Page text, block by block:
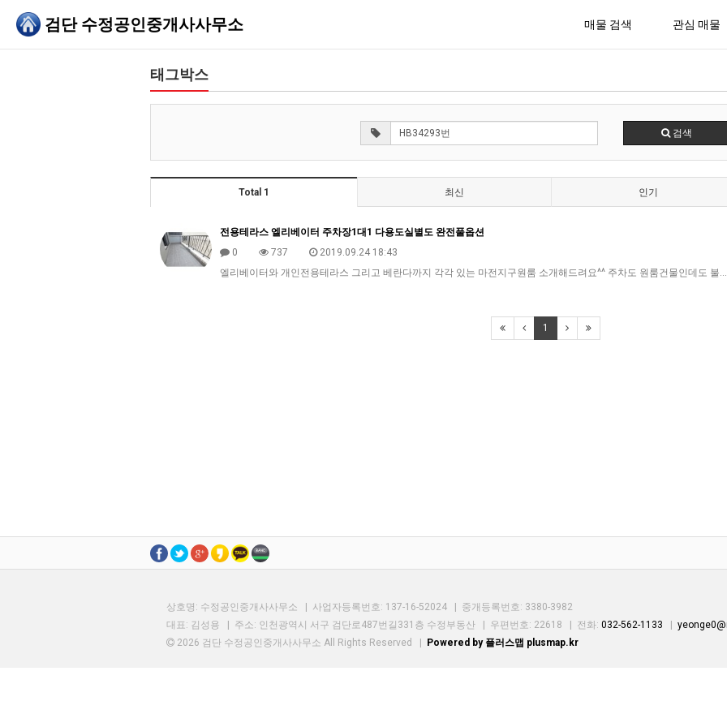
검단 수정공인중개사사무소 매물 검색 관심 매물
태그박스
검색
Total 1 최신 인기
전용테라스 엘리베이터 주차장1대1 다용도실별도 완전풀옵션
0
737
2019.09.24 18:43
엘리베이터와 개인전용테라스 그리고 베란다까지 각각 있는 마전지구원룸 소개해드려요^^ 주차도 원룸건물인데도 불…
1
상호명: 수정공인중개사사무소 | 사업자등록번호: 137-16-52024 | 중개등록번호: 3380-3982
대표: 김성용 | 주소: 인천광역시 서구 검단로487번길331층 수정부동산 | 우편번호: 22618 | 전화: 032-562-1133 |
2026 검단 수정공인중개사사무소 All Rights Reserved | Powered by 플러스맵 plusmap.kr